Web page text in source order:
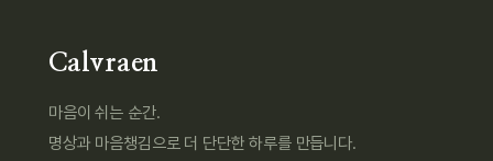
Calvraen
마음이 쉬는 순간.
명상과 마음챙김으로 더 단단한 하루를 만듭니다.